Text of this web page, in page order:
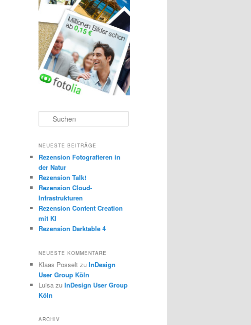
u
h
n
NEUESTE BEITRÄGE
Rezension Fotografieren in
der Natur
Rezension Talk!
Rezension Cloud-
Infrastrukturen
Rezension Content Creation
mit KI
Rezension Darktable 4
NEUESTE KOMMENTARE
Klaas Posselt zu InDesign
User Group Köln
Luisa zu InDesign User Group
Köln
ARCHIV